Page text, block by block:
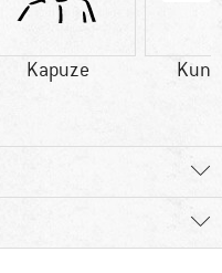
Kapuze